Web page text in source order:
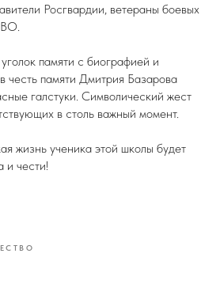
Росгвардии, ветераны боевых
памяти с биографией и
честь памяти Дмитрия Базарова
галстуки. Символический жест
в столь важный момент.
жизнь ученика этой школы будет
и чести!